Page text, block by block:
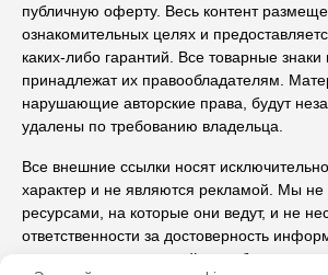
публичную оферту. Весь контент
ознакомительных целях и
каких-либо гарантий. Все товарные знаки
принадлежат их правообладателям.
нарушающие авторские права, будут
удалены по требованию владельца.
Все внешние ссылки носят
характер и не являются рекламой. Мы не
ресурсами, на которые они ведут, и не
ответственности за достоверность
их политике, возможный ущерб от их